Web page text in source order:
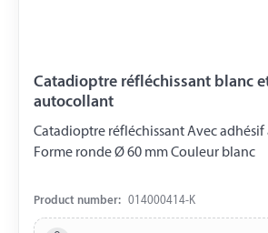
Catadioptre réfléchissant blanc
autocollant
Catadioptre réfléchissant Avec
Forme ronde Ø 60 mm Couleur blanc
Product number: 014000414-K